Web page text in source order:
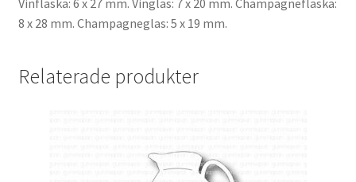
Vinflaska: 6 x 27 mm. Vinglas: 7 x 20 mm. Champagneflaska:
8 x 28 mm. Champagneglas: 5 x 19 mm.
Relaterade produkter